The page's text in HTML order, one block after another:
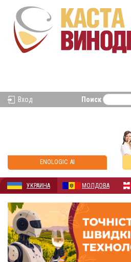
Вход Поиск
ENOLOGIC AI
УКРАИНА МОЛДОВА